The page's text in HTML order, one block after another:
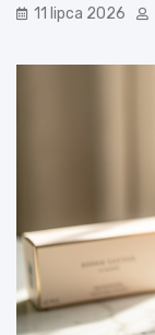
11 lipca 2026